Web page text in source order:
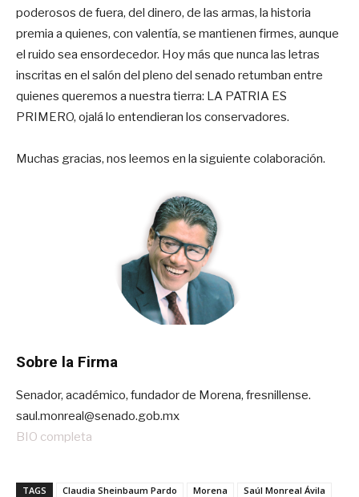
poderosos de fuera, del dinero, de las armas, la historia
premia a quienes, con valentía, se mantienen firmes, aunque
el ruido sea ensordecedor. Hoy más que nunca las letras
inscritas en el salón del pleno del senado retumban entre
quienes queremos a nuestra tierra: LA PATRIA ES
PRIMERO, ojalá lo entendieran los conservadores.
Muchas gracias, nos leemos en la siguiente colaboración.
Sobre la Firma
Senador, académico, fundador de Morena, fresnillense.
saul.monreal@senado.gob.mx
BIO completa
TAGS Claudia Sheinbaum Pardo Morena
Saúl Monreal Ávila